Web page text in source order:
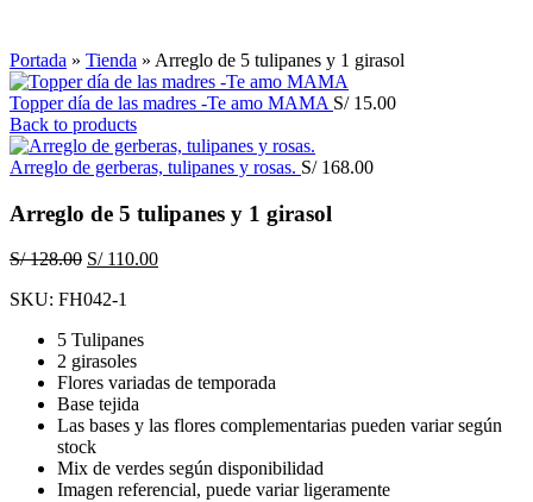
Portada » Tienda » Arreglo de 5 tulipanes y 1 girasol
Topper día de las madres -Te amo MAMA S/15.00
Back to products
Arreglo de gerberas, tulipanes y rosas. S/168.00
Arreglo de 5 tulipanes y 1 girasol
S/128.00 El
original
S/ 128.00.
S/110.00El
SKU: FH042-1
5 Tulipanes
2 girasoles
Flores variadas de temporada
Base tejida
Las bases y las flores complementarias pueden variar según
stock
Mix de verdes según disponibilidad
Imagen referencial, puede variar ligeramente